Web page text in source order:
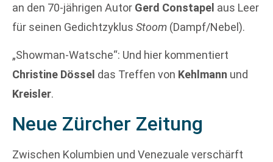
an den 70-jährigen Autor Gerd Constapel aus Leer
für seinen Gedichtzyklus Stoom (Dampf/Nebel).
„Showman-Watsche“: Und hier kommentiert
Christine Dössel das Treffen von Kehlmann und
Kreisler.
Neue Zürcher Zeitung
Zwischen Kolumbien und Venezuale verschärft